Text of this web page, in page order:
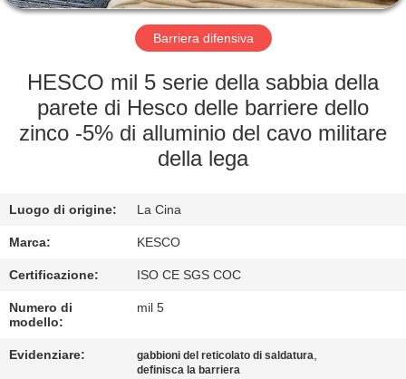
VISITA
FABBRICA
CONTROLLO
CONTATTACI
NOTIZIE
CHIEDI UN
Barriera difensiva
HESCO mil 5 serie della sabbia della
parete di Hesco delle barriere dello
zinco -5% di alluminio del cavo militare
della lega
Luogo di origine: La Cina
Marca: KESCO
Certificazione: ISO CE SGS COC
Numero di
modello:
mil 5
Evidenziare: gabbioni del reticolato di saldatura,
definisca la barriera